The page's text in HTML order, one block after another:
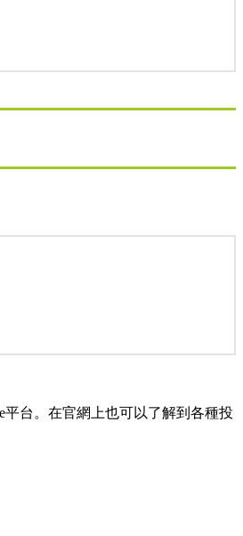
台。在官網上也可以了解到各種投